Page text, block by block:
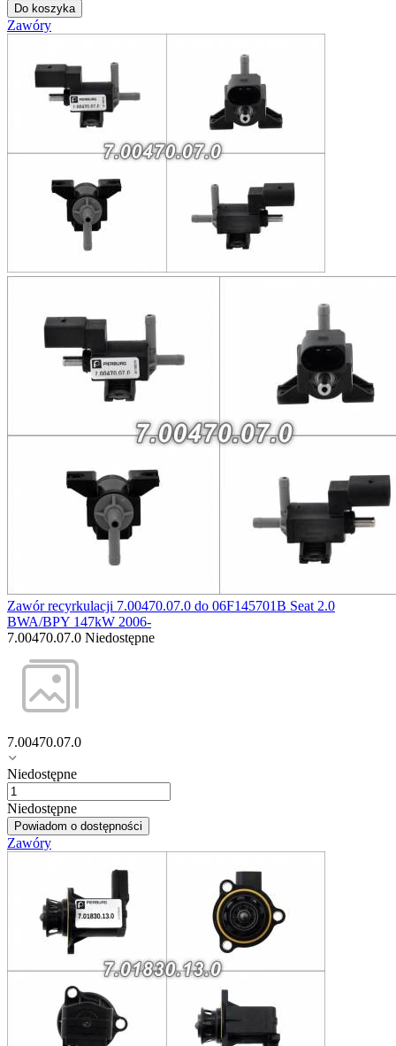
Do koszyka
Zawóry
Zawór recyrkulacji 7.00470.07.0 do 06F145701B Seat 2.0
BWA/BPY 147kW 2006-
7.00470.07.0 Niedostępne
7.00470.07.0
Niedostępne
Niedostępne
Powiadom o dostępności
Zawóry